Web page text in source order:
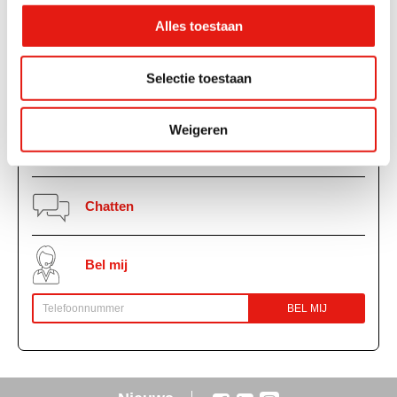
Alles toestaan
Selectie toestaan
Weigeren
Kunnen wij je helpen?
info@robbe.nl
Chatten
Bel mij
BEL MIJ